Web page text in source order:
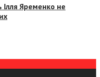
Ілля Яременко не